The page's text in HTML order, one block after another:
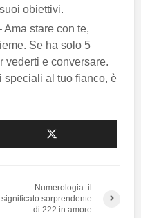
obiettivi.
Ama stare con te,
Se ha solo 5
vederti e conversare.
speciali al tuo fianco, è
Numerologia: il
significato sorprendente
di 222 in amore